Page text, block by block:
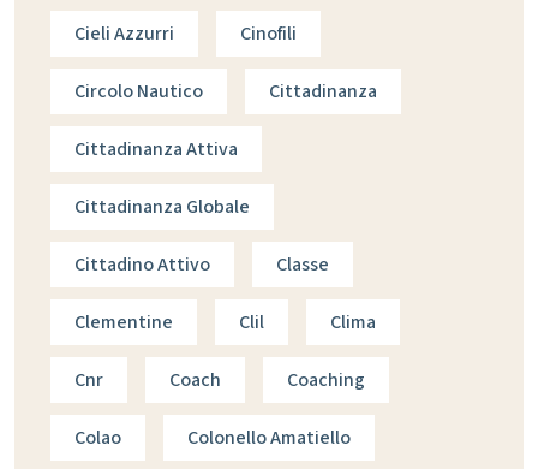
Cieli Azzurri Cinofili
Circolo Nautico Cittadinanza
Cittadinanza Attiva
Cittadinanza Globale
Cittadino Attivo Classe
Clementine Clil Clima
Cnr Coach Coaching
Colao Colonello Amatiello